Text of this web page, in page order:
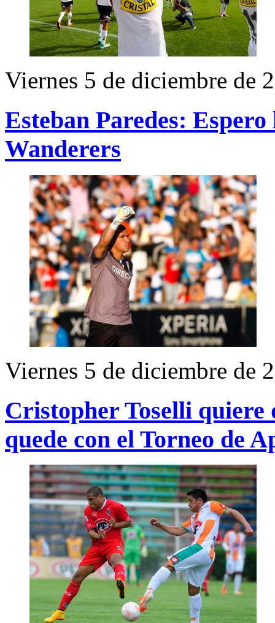
Viernes 5 de diciembre de
Esteban Paredes:
Wanderers
Viernes 5 de diciembre de
Cristopher Toselli quiere
quede con el Torneo de